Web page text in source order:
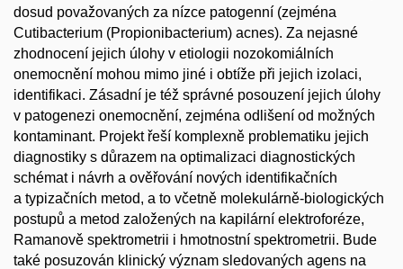
dosud považovaných za nízce patogenní (zejména
Cutibacterium (Propionibacterium) acnes). Za nejasné
zhodnocení jejich úlohy v etiologii nozokomiálních
onemocnění mohou mimo jiné i obtíže při jejich izolaci,
identifikaci. Zásadní je též správné posouzení jejich úlohy
v patogenezi onemocnění, zejména odlišení od možných
kontaminant. Projekt řeší komplexně problematiku jejich
diagnostiky s důrazem na optimalizaci diagnostických
schémat i návrh a ověřování nových identifikačních
a typizačních metod, a to včetně molekulárně-biologických
postupů a metod založených na kapilární elektroforéze,
Ramanově spektrometrii i hmotnostní spektrometrii. Bude
také posuzován klinický význam sledovaných agens na